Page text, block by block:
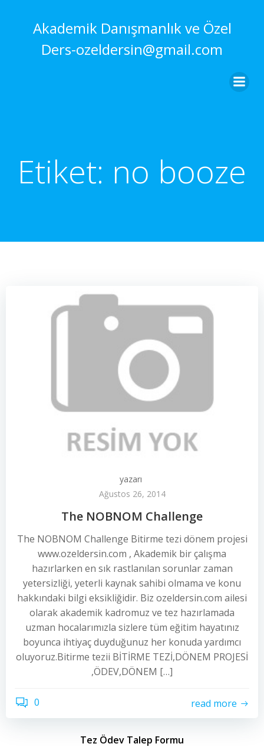
Akademik Danışmanlık ve Özel
Ders-ozeldersin@gmail.com
Etiket: no booze
yazarı
Ağustos 26, 2014
The NOBNOM Challenge
The NOBNOM Challenge Bitirme tezi dönem projesi
www.ozeldersin.com , Akademik bir çalışma
hazırlarken en sık rastlanılan sorunlar zaman
yetersizliği, yeterli kaynak sahibi olmama ve konu
hakkındaki bilgi eksikliğidir. Biz ozeldersin.com ailesi
olarak akademik kadromuz ve tez hazırlamada
uzman hocalarımızla sizlere tüm eğitim hayatınız
boyunca ihtiyaç duyduğunuz her konuda yardımcı
oluyoruz.Bitirme tezii BİTİRME TEZİ,DÖNEM PROJESİ
,ÖDEV,DÖNEM […]
0 read more
Tez Ödev Talep Formu